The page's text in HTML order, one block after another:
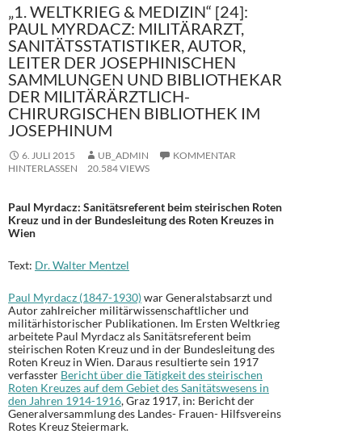
„1. WELTKRIEG & MEDIZIN“ [24]:
PAUL MYRDACZ: MILITÄRARZT,
SANITÄTSSTATISTIKER, AUTOR,
LEITER DER JOSEPHINISCHEN
SAMMLUNGEN UND BIBLIOTHEKAR
DER MILITÄRÄRZTLICH-
CHIRURGISCHEN BIBLIOTHEK IM
JOSEPHINUM
6. JULI 2015 UB_ADMIN
KOMMENTAR
HINTERLASSEN
20.584 VIEWS
Paul Myrdacz: Sanitätsreferent beim steirischen Roten
Kreuz und in der Bundesleitung des Roten Kreuzes in
Wien
Text: Dr. Walter Mentzel
Paul Myrdacz (1847-1930)war Generalstabsarzt und
Autor zahlreicher militärwissenschaftlicher und
militärhistorischer Publikationen. Im Ersten Weltkrieg
arbeitete Paul Myrdacz als Sanitätsreferent beim
steirischen Roten Kreuz und in der Bundesleitung des
Roten Kreuz in Wien. Daraus resultierte sein 1917
verfasster Bericht über die Tätigkeit des steirischen
Roten Kreuzes auf dem Gebiet des Sanitätswesens in
den Jahren 1914-1916, Graz 1917, in: Bericht der
Generalversammlung des Landes- Frauen- Hilfsvereins
Rotes Kreuz Steiermark.